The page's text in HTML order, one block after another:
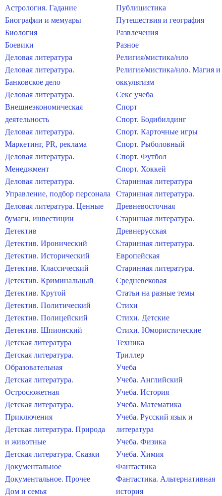
Астрология. Гадание
Биографии и мемуары
Биология
Боевики
Деловая литература
Деловая литература.
Банковское дело
Деловая литература.
Внешнеэкономическая
деятельность
Деловая литература.
Маркетинг, PR, реклама
Деловая литература.
Менеджмент
Деловая литература.
Управление, подбор персонала
Деловая литература. Ценные
бумаги, инвестиции
Детектив
Детектив. Иронический
Детектив. Исторический
Детектив. Классический
Детектив. Криминальный
Детектив. Крутой
Детектив. Политический
Детектив. Полицейский
Детектив. Шпионский
Детская литература
Детская литература.
Образовательная
Детская литература.
Остросюжетная
Детская литература.
Приключения
Детская литература. Природа
и животные
Детская литература. Сказки
Документальное
Документальное. Прочее
Дом и семья
Публицистика
Путешествия и география
Развлечения
Разное
Религия/мистика/нло
Религия/мистика/нло. Магия и
оккультизм
Секс учеба
Спорт
Спорт. Бодибилдинг
Спорт. Карточные игры
Спорт. Рыболовный
Спорт. Футбол
Спорт. Хоккей
Старинная литература
Старинная литература.
Древневосточная
Старинная литература.
Древнерусская
Старинная литература.
Европейская
Старинная литература.
Средневековая
Статьи на разные темы
Стихи
Стихи. Детские
Стихи. Юмористические
Техника
Триллер
Учеба
Учеба. Английский
Учеба. История
Учеба. Математика
Учеба. Русский язык и
литература
Учеба. Физика
Учеба. Химия
Фантастика
Фантастика. Альтернативная
история